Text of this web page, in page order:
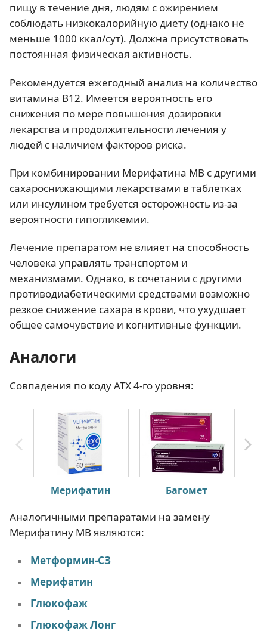
пищу в течение дня, людям с ожирением
соблюдать низкокалорийную диету (однако не
меньше 1000 ккал/сут). Должна присутствовать
постоянная физическая активность.
Рекомендуется ежегодный анализ на количество
витамина В12. Имеется вероятность его
снижения по мере повышения дозировки
лекарства и продолжительности лечения у
людей с наличием факторов риска.
При комбинировании Мерифатина МВ с другими
сахароснижающими лекарствами в таблетках
или инсулином требуется осторожность из-за
вероятности гипогликемии.
Лечение препаратом не влияет на способность
человека управлять транспортом и
механизмами. Однако, в сочетании с другими
противодиабетическими средствами возможно
резкое снижение сахара в крови, что ухудшает
общее самочувствие и когнитивные функции.
Аналоги
Совпадения по коду АТХ 4-го уровня:
Мерифатин Багомет
Аналогичными препаратами на замену
Мерифатину МВ являются:
Метформин-СЗ
Мерифатин
Глюкофаж
Глюкофаж Лонг